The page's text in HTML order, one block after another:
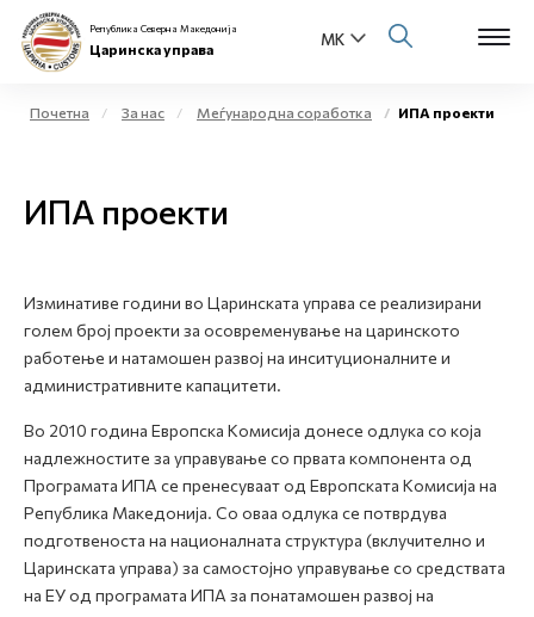
Физички лица
Бизнис заедница
Е-Царина
Контакт
Република Северна Македонија
Царинска управа
Почетна За нас Меѓународна соработка ИПА проекти
ИПА проекти
Изминативе години во Царинската управа се реализирани
голем број проекти за осовременување на царинското
работење и натамошен развој на инситуционалните и
административните капацитети.
Во 2010 година Европска Комисија донесе одлука со која
надлежностите за управување со првата компонента од
Програмата ИПА се пренесуваат од Европската Комисија на
Република Македонија. Со оваа одлука се потврдува
подготвеноста на националната структура (вклучително и
Царинската управа) за самостојно управување со средствата
на ЕУ од програмата ИПА за понатамошен развој на